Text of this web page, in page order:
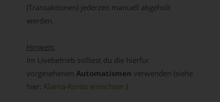
(Transaktionen) jederzeit manuell abgeholt
werden.
Hinweis:
Im Livebetrieb solltest du die hierfür
vorgesehenen Automatismen verwenden (siehe
hier: Klarna-Konto einrichten )